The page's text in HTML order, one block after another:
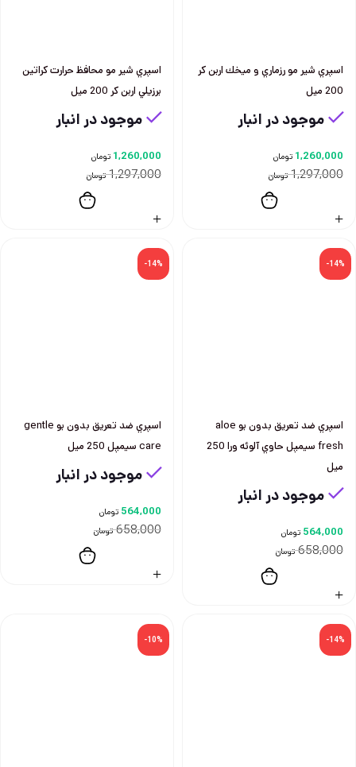
اسپري شير مو رزماري و ميخك اربن كر
200 ميل
موجود در انبار
1,297,000 تومان
1,260,000 تومان
اسپري شير مو محافظ حرارت كراتين
برزيلي اربن كر 200 ميل
موجود در انبار
1,297,000 تومان
1,260,000 تومان
-14%
اسپري ضد تعريق بدون بو aloe
fresh سيمپل حاوي آلوئه ورا 250
ميل
موجود در انبار
658,000 تومان
564,000 تومان
-14%
اسپري ضد تعريق بدون بو gentle
care سيمپل 250 ميل
موجود در انبار
658,000 تومان
564,000 تومان
-14%
-10%